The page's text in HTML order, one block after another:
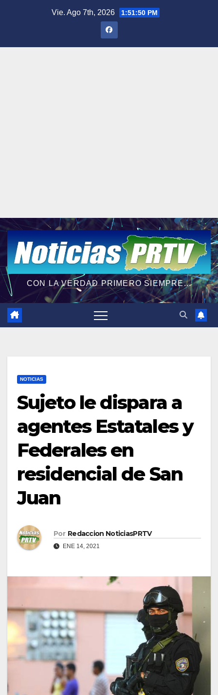
Vie. Ago 7th, 2026 1:51:51 PM
CON LA VERDAD PRIMERO SIEMPRE...
NOTICIAS
Sujeto le dispara a
agentes Estatales y
Federales en
residencial de San
Juan
Por Redaccion NoticiasPRTV
ENE 14, 2021